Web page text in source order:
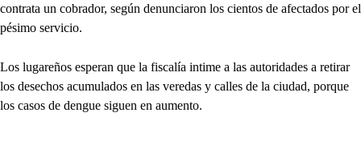
contrata un cobrador, según denunciaron los cientos de afectados por el
pésimo servicio.
Los lugareños esperan que la fiscalía intime a las autoridades a retirar
los desechos acumulados en las veredas y calles de la ciudad, porque
los casos de dengue siguen en aumento.